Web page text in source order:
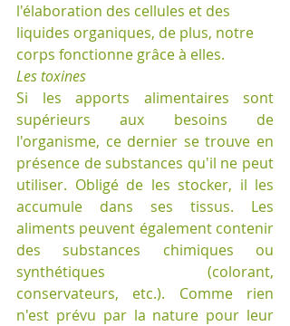
l'élaboration des cellules et des
liquides organiques, de plus, notre
corps fonctionne grâce à elles.
Les toxines
Si les apports alimentaires sont
supérieurs aux besoins de
l'organisme, ce dernier se trouve en
présence de substances qu'il ne peut
utiliser. Obligé de les stocker, il les
accumule dans ses tissus. Les
aliments peuvent également contenir
des substances chimiques ou
synthétiques (colorant,
conservateurs, etc.). Comme rien
n'est prévu par la nature pour leur